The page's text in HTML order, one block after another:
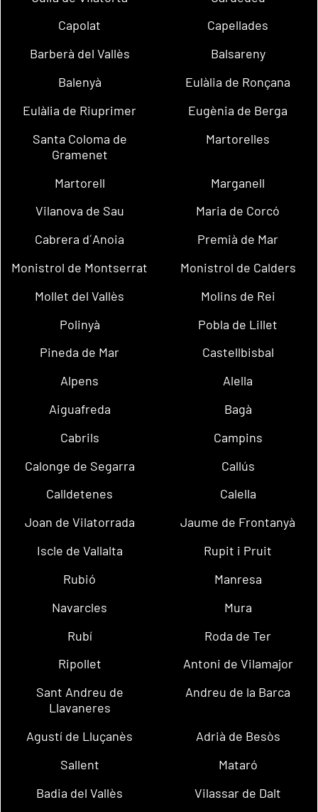
Capolat
Capellades
Barberà del Vallès
Balsareny
Balenyà
Eulàlia de Ronçana
Eulàlia de Riuprimer
Eugènia de Berga
Santa Coloma de
Gramenet
Martorelles
Martorell
Marganell
Vilanova de Sau
Maria de Corcó
Cabrera d´Anoia
Premià de Mar
Monistrol de Montserrat
Monistrol de Calders
Mollet del Vallès
Molins de Rei
Polinyà
Pobla de Lillet
Pineda de Mar
Castellbisbal
Alpens
Alella
Aiguafreda
Bagà
Cabrils
Campins
Calonge de Segarra
Callús
Calldetenes
Calella
Joan de Vilatorrada
Jaume de Frontanyà
Iscle de Vallalta
Rupit i Pruit
Rubió
Manresa
Navarcles
Mura
Rubí
Roda de Ter
Ripollet
Antoni de Vilamajor
Sant Andreu de
Llavaneres
Andreu de la Barca
Agustí de Lluçanès
Adrià de Besòs
Sallent
Mataró
Badia del Vallès
Vilassar de Dalt